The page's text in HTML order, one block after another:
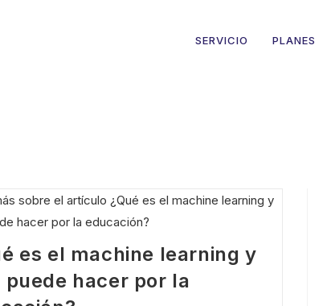
SERVICIO PLANES
es el machine learning y
puede hacer por la